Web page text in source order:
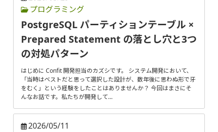
プログラミング
PostgreSQL パーティションテーブル ×
Prepared Statement の落とし穴と3つ
の対処パターン
はじめに Confit 開発担当のカズシです。 システム開発において、
「当時はベストだと思って選択した設計が、数年後に思わぬ形で牙
をむく」という経験をしたことはありませんか？ 今回はまさにそ
んなお話です。私たちが開発して…
2026/05/11